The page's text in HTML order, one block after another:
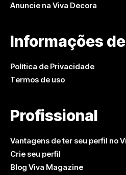
Anuncie na Viva Decora
Informações
Política de Privacidade
Termos de uso
Profissional
Vantagens de ter seu perfil no
Crie seu perfil
Blog Viva Magazine